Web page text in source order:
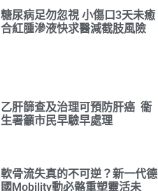
糖尿病足勿忽視 小傷口3天未癒
合紅腫滲液快求醫減截肢風險
乙肝篩查及治理可預防肝癌 衞
生署籲市民早驗早處理
軟骨流失真的不可逆？新一代德
國Mobility動必骼重塑靈活未